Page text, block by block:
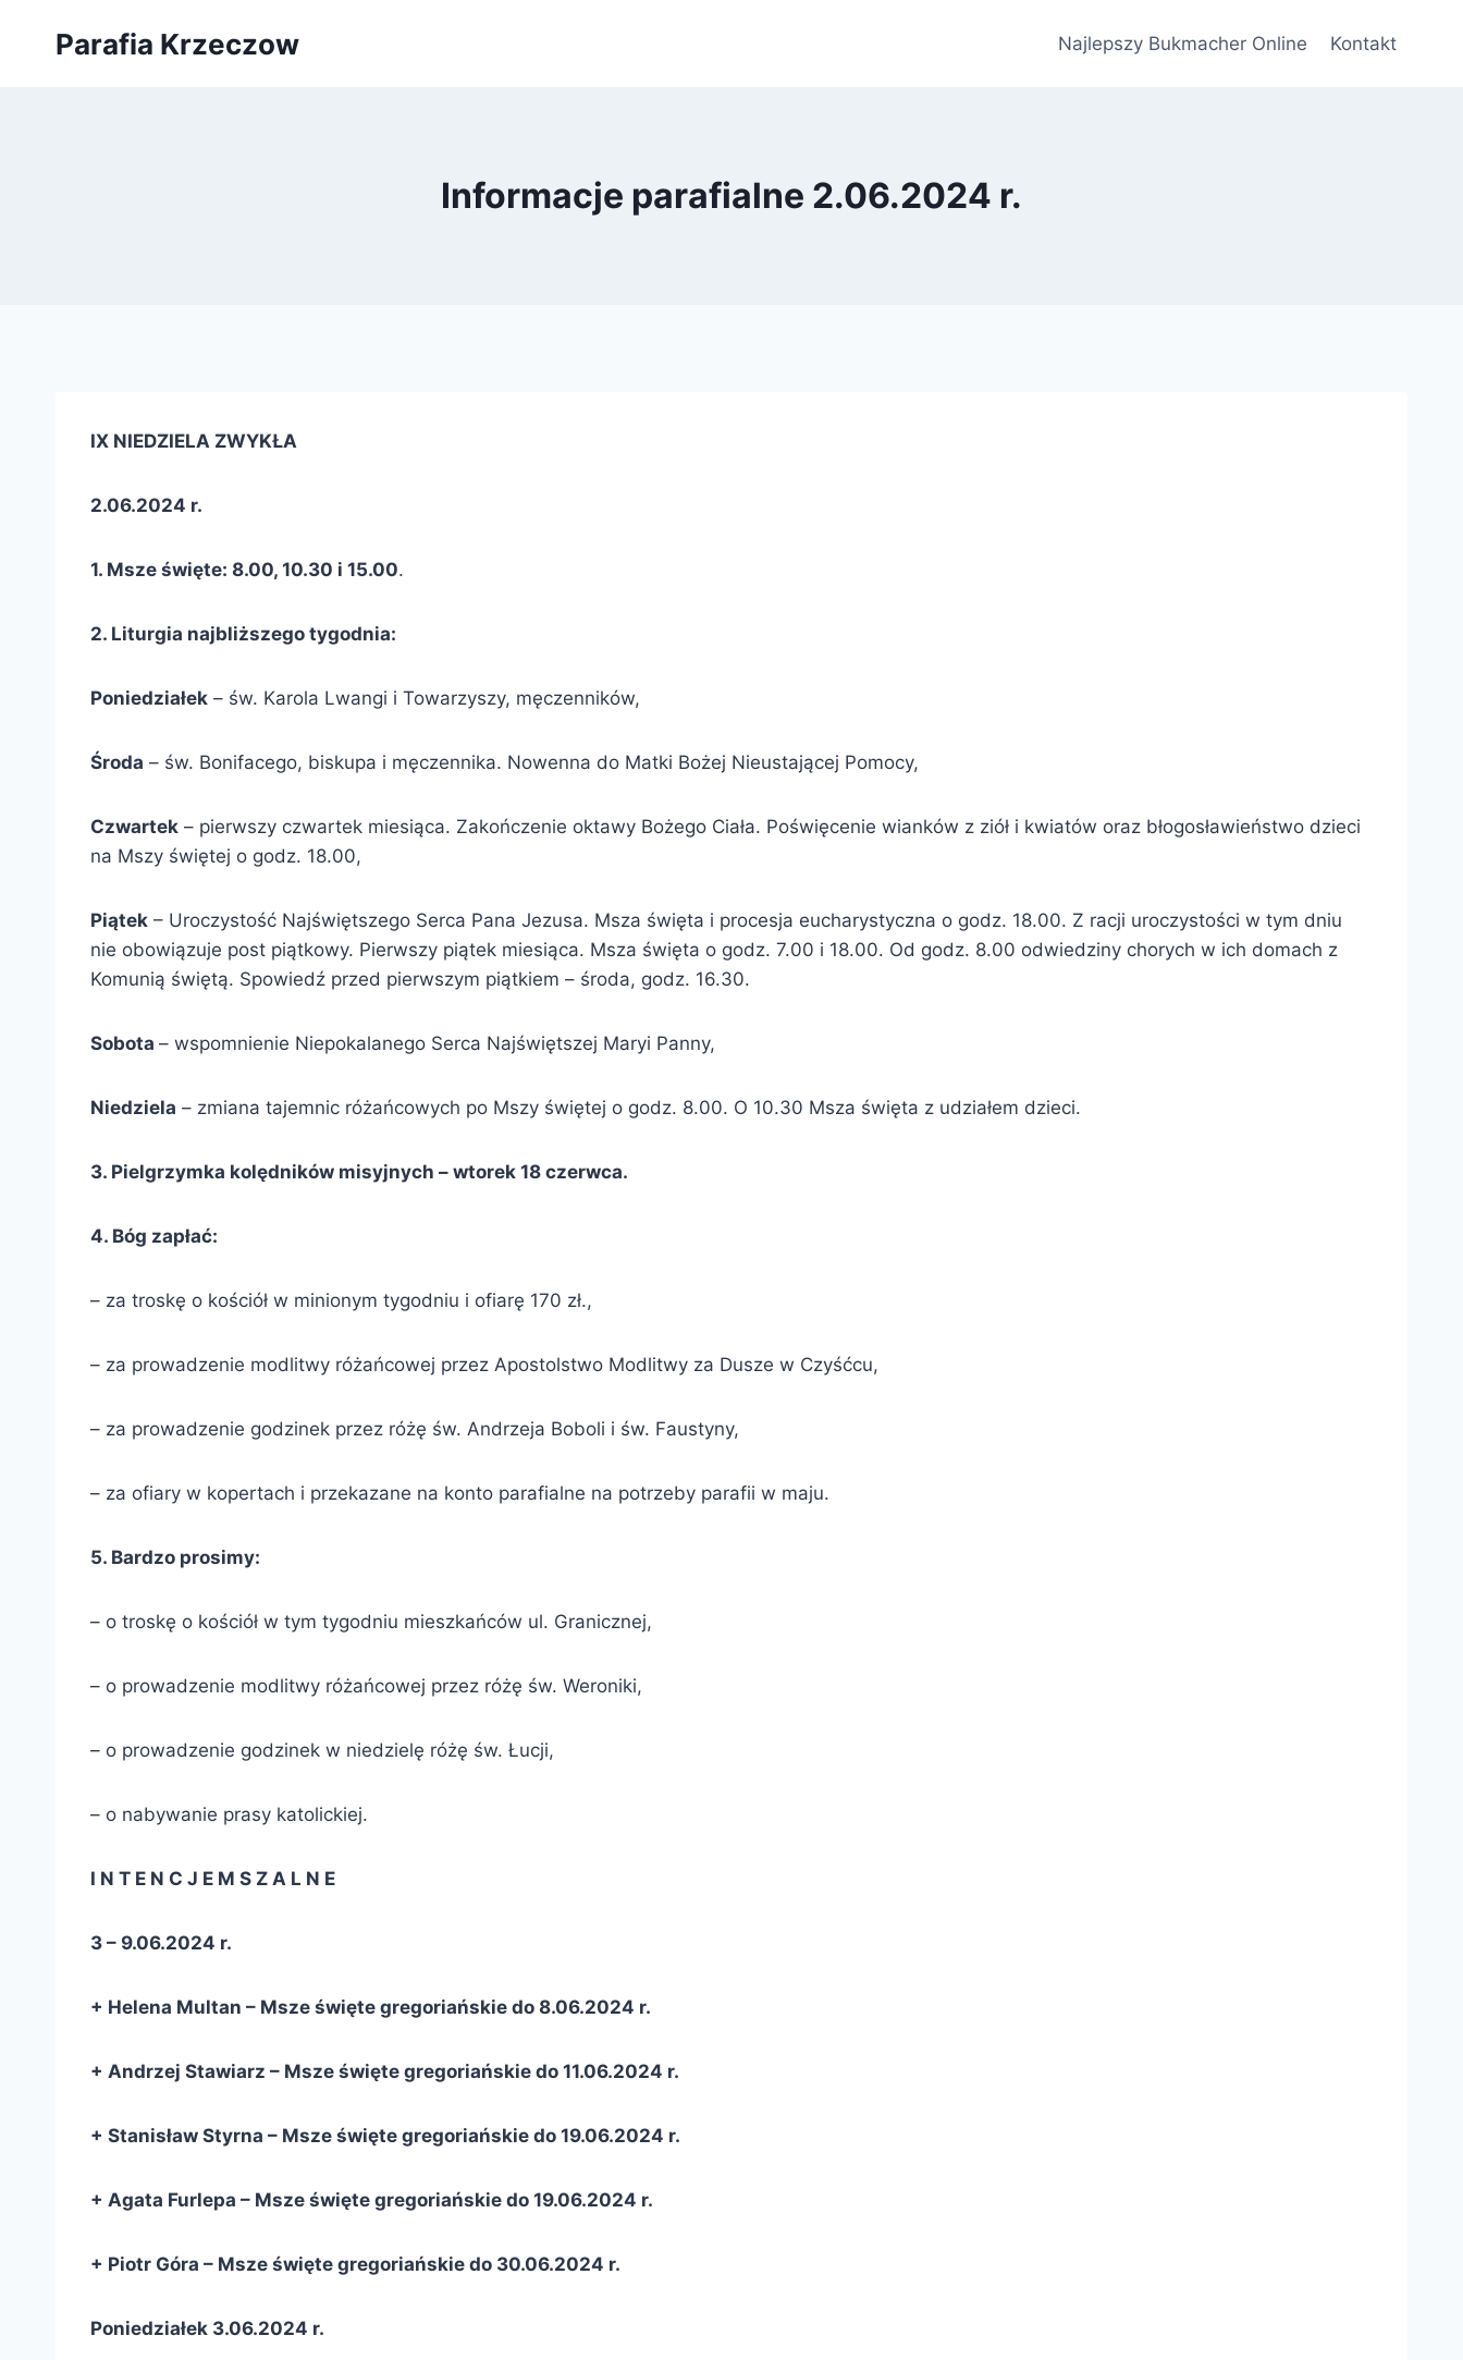
Parafia Krzeczow Najlepszy Bukmacher Online Kontakt
Informacje parafialne 2.06.2024 r.
IX NIEDZIELA ZWYKŁA
2.06.2024 r.
1. Msze święte: 8.00, 10.30 i 15.00.
2. Liturgia najbliższego tygodnia:
Poniedziałek – św. Karola Lwangi i Towarzyszy, męczenników,
Środa – św. Bonifacego, biskupa i męczennika. Nowenna do Matki Bożej Nieustającej Pomocy,
Czwartek – pierwszy czwartek miesiąca. Zakończenie oktawy Bożego Ciała. Poświęcenie wianków z ziół i kwiatów oraz błogosławieństwo dzieci
na Mszy świętej o godz. 18.00,
Piątek – Uroczystość Najświętszego Serca Pana Jezusa. Msza święta i procesja eucharystyczna o godz. 18.00. Z racji uroczystości w tym dniu
nie obowiązuje post piątkowy. Pierwszy piątek miesiąca. Msza święta o godz. 7.00 i 18.00. Od godz. 8.00 odwiedziny chorych w ich domach z
Komunią świętą. Spowiedź przed pierwszym piątkiem – środa, godz. 16.30.
Sobota – wspomnienie Niepokalanego Serca Najświętszej Maryi Panny,
Niedziela – zmiana tajemnic różańcowych po Mszy świętej o godz. 8.00. O 10.30 Msza święta z udziałem dzieci.
3. Pielgrzymka kolędników misyjnych – wtorek 18 czerwca.
4. Bóg zapłać:
– za troskę o kościół w minionym tygodniu i ofiarę 170 zł.,
– za prowadzenie modlitwy różańcowej przez Apostolstwo Modlitwy za Dusze w Czyśćcu,
– za prowadzenie godzinek przez różę św. Andrzeja Boboli i św. Faustyny,
– za ofiary w kopertach i przekazane na konto parafialne na potrzeby parafii w maju.
5. Bardzo prosimy:
– o troskę o kościół w tym tygodniu mieszkańców ul. Granicznej,
– o prowadzenie modlitwy różańcowej przez różę św. Weroniki,
– o prowadzenie godzinek w niedzielę różę św. Łucji,
– o nabywanie prasy katolickiej.
I N T E N C J E M S Z A L N E
3 – 9.06.2024 r.
+ Helena Multan – Msze święte gregoriańskie do 8.06.2024 r.
+ Andrzej Stawiarz – Msze święte gregoriańskie do 11.06.2024 r.
+ Stanisław Styrna – Msze święte gregoriańskie do 19.06.2024 r.
+ Agata Furlepa – Msze święte gregoriańskie do 19.06.2024 r.
+ Piotr Góra – Msze święte gregoriańskie do 30.06.2024 r.
Poniedziałek 3.06.2024 r.